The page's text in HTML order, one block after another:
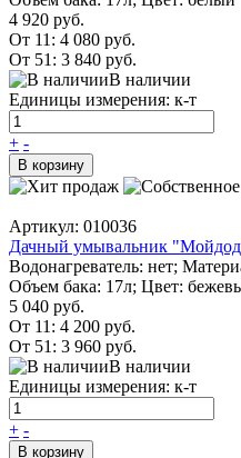
4 920 руб.
От 11: 4 080 руб.
От 51: 3 840 руб.
В наличии
Единицы измерения: к-т
+ -
В корзину
Артикул: 010036
Дачный умывальник
Водонагреватель: нет;
Объем бака: 17л; Цвет:
5 040 руб.
От 11: 4 200 руб.
От 51: 3 960 руб.
В наличии
Единицы измерения: к-т
+ -
В корзину